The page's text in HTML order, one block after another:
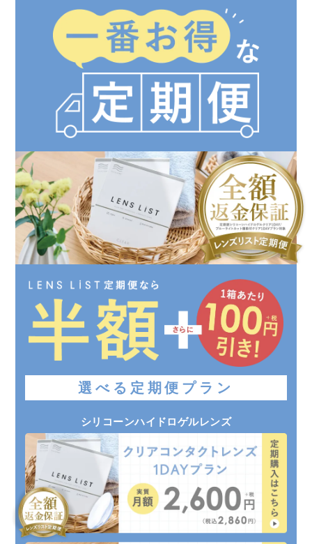
選べる定期便プラン
シリコーンハイドロゲルレンズ